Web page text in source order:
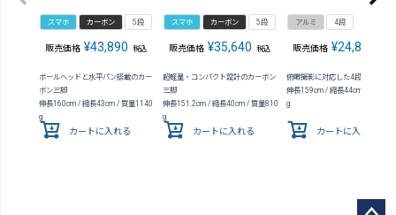
スマホ カーボン 5段
販売価格 ¥43,890 税込
ボールヘッドと水平パン搭載のカー
ボン三脚
伸長160cm / 縮長43cm / 質量1140
g
カートに入れる
スマホ カーボン 5段
販売価格 ¥35,640 税込
超軽量・コンパクト設計のカーボン
三脚
伸長151.2cm / 縮長40cm / 質量810
g
カートに入れる
アルミ 4段
販売価格 ¥24,860
俯瞰撮影に対応した4段アルミ三脚
伸長159cm / 縮長44cm / 質量
g
カートに入れる